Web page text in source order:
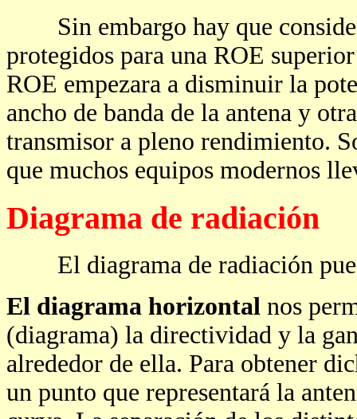
Sin embargo hay que
protegidos para una ROE
ROE empezara a disminuir la
ancho de banda de la antena y
transmisor a pleno rendimiento.
que muchos equipos modernos
Diagrama de radiación
El diagrama de radiación
El diagrama horizontal nos
(diagrama) la directividad y la
alrededor de ella. Para obtener
un punto que representará la